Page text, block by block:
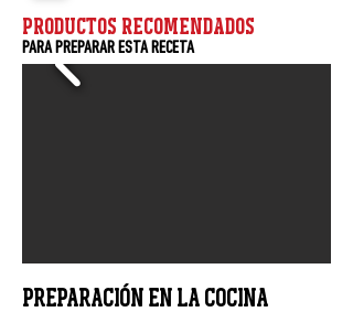
PRODUCTOS RECOMENDADOS
PARA PREPARAR ESTA RECETA
PREPARACIÓN EN LA COCINA